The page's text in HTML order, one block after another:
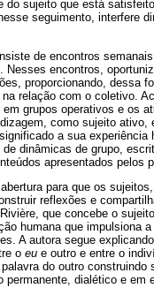
do sujeito que está
seguimento, interfere
de encontros
encontros,
proporcionando, dessa
relação com o coletivo.
grupos operativos e os
como sujeito
a sua
dinâmicas de grupo,
apresentados pelos
para que os
reflexões e
que concebe o
humana que impulsiona
A autora segue
o eu e outro e entre o
do outro construindo
dialético e